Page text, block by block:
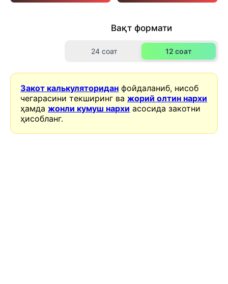
Вақт формати
24 соат 12 соат
Закот калькуляторидан фойдаланиб, нисоб
чегарасини текширинг важорий олтин нархи
ҳамдажонли кумуш нархи асосида закотни
ҳисобланг.